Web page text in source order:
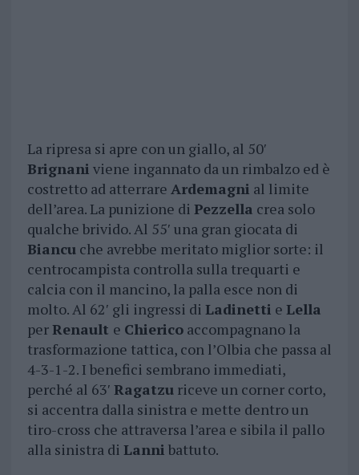
La ripresa si apre con un giallo, al 50′
Brignani viene ingannato da un rimbalzo ed è
costretto ad atterrare Ardemagni al limite
dell’area. La punizione di Pezzella crea solo
qualche brivido. Al 55′ una gran giocata di
Biancuche avrebbe meritato miglior sorte: il
centrocampista controlla sulla trequarti e
calcia con il mancino, la palla esce non di
molto. Al 62′ gli ingressi di Ladinetti e Lella
perRenault e Chiericoaccompagnano la
trasformazione tattica, con l’Olbia che passa al
4-3-1-2. I benefici sembrano immediati,
perché al 63′ Ragatzuriceve un corner corto,
si accentra dalla sinistra e mette dentro un
tiro-cross che attraversa l’area e sibila il pallo
alla sinistra di Lanni battuto.